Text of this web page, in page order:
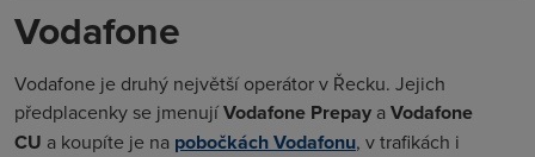
Vodafone
Vodafone je druhý největší operátor v Řecku. Jejich
předplacenky se jmenujíVodafone Prepay aVodafone
CU a koupíte je na pobočkách Vodafonu, v trafikách i